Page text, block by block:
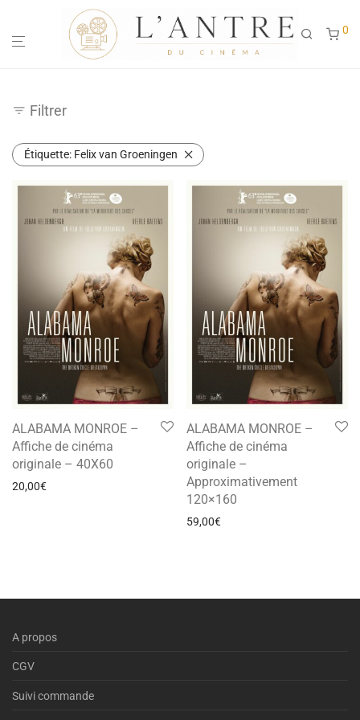
0
Filtrer
Étiquette: Felix van Groeningen
ALABAMA MONROE –
Affiche de cinéma
originale – 40X60
20,00€
ALABAMA MONROE –
Affiche de cinéma
originale –
Approximativement
120×160
59,00€
A propos
CGV
Suivi commande